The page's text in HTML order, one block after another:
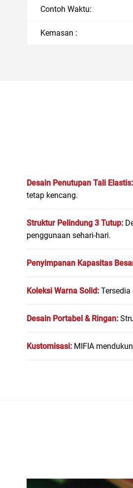
Contoh Waktu:
Kemasan :
Desain Penutupan Tali Elastis:
tetap kencang.
Struktur Pelindung 3 Tutup:
penggunaan sehari-hari.
Penyimpanan Kapasitas
Koleksi Warna Solid:
Desain Portabel & Ringan:
Kustomisasi: MIFIA